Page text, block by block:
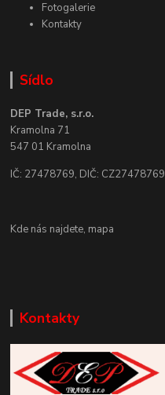
Fotogalerie
Kontakty
Sídlo
DEP Trade, s.r.o.
Kramolna 71
547 01 Kramolna
IČ: 27478769, DIČ: CZ27478769
Kde nás najdete, mapa
Kontakty